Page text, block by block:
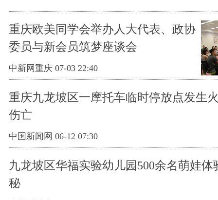
重庆欧美同学会举办人大代表、政协
委员与新会员筑梦座谈会
中新网重庆 07-03 22:40
重庆九龙坡区一摩托车临时停放点发生
伤亡
中国新闻网 06-12 07:30
九龙坡区华福实验幼儿园500余名萌娃体
秘